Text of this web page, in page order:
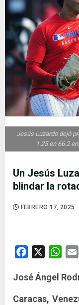
Un Jesús
blindar la
FEBRERO 17, 2025
Jesús Luzardo dejó
1.25 en 66.2
Facebook
José Ángel
Caracas,